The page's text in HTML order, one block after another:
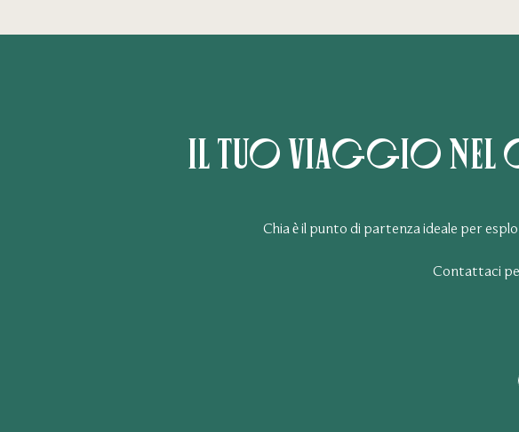
Il tuo viaggio nel
Chia è il punto di partenza ideale per
Contattaci